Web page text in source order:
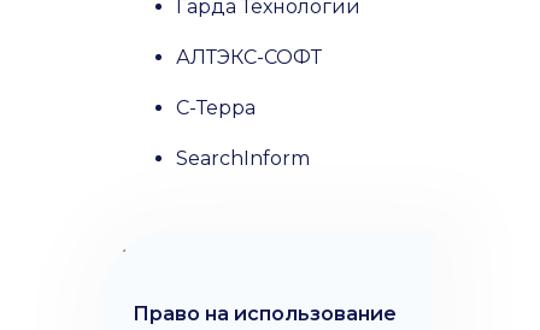
Гарда Технологии
АЛТЭКС-СОФТ
С-Терра
SearchInform
Право на использование